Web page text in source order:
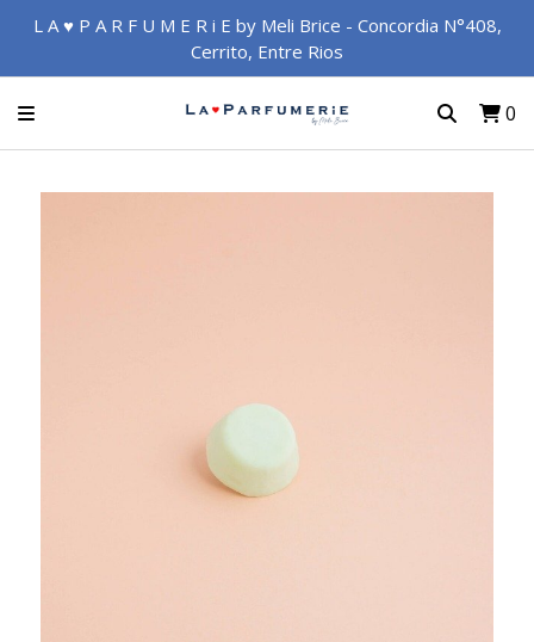
L A ♥ P A R F U M E R i E by Meli Brice - Concordia N°408,
Cerrito, Entre Rios
0